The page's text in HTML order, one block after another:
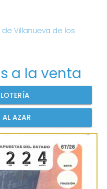
de Villanueva de los
a la venta
AZAR